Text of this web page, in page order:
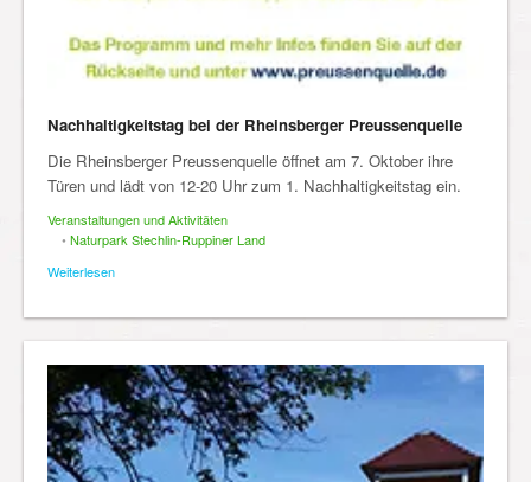
Nachhaltigkeitstag bei der Rheinsberger Preussenquelle
Die Rheinsberger Preussenquelle öffnet am 7. Oktober ihre
Türen und lädt von 12-20 Uhr zum 1. Nachhaltigkeitstag ein.
Veranstaltungen und Aktivitäten
• Naturpark Stechlin-Ruppiner Land
Weiterlesen